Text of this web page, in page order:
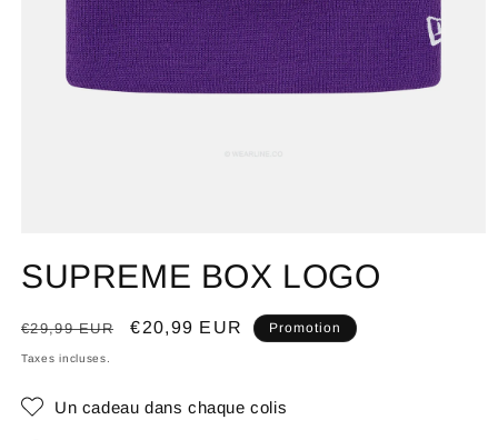
SUPREME BOX LOGO
Prix
habituel
€29,99 EUR
Prix
€20,99 EUR Promotion
Taxes incluses.
Un cadeau dans chaque colis